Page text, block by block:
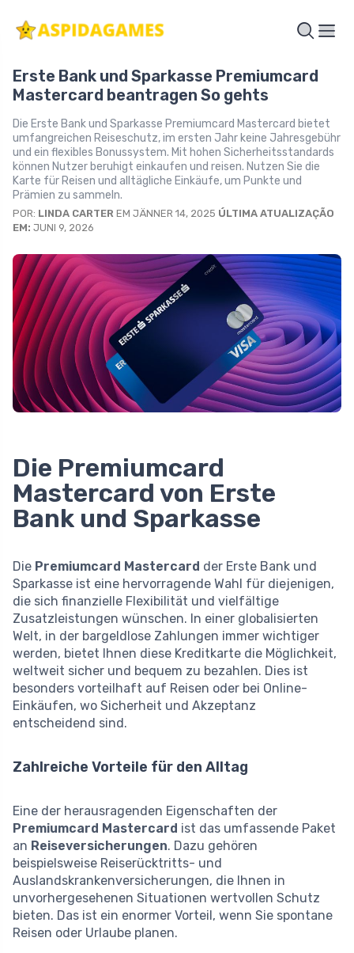
Erste Bank und Sparkasse Premiumcard
Mastercard beantragen So gehts
Die Erste Bank und Sparkasse Premiumcard Mastercard bietet
umfangreichen Reiseschutz, im ersten Jahr keine Jahresgebühr
und ein flexibles Bonussystem. Mit hohen Sicherheitsstandards
können Nutzer beruhigt einkaufen und reisen. Nutzen Sie die
Karte für Reisen und alltägliche Einkäufe, um Punkte und
Prämien zu sammeln.
POR: LINDA CARTER EM JÄNNER 14, 2025 ÚLTIMA ATUALIZAÇÃO
EM: JUNI 9, 2026
Die Premiumcard
Mastercard von Erste
Bank und Sparkasse
Die Premiumcard Mastercard der Erste Bank und
Sparkasse ist eine hervorragende Wahl für diejenigen,
die sich finanzielle Flexibilität und vielfältige
Zusatzleistungen wünschen. In einer globalisierten
Welt, in der bargeldlose Zahlungen immer wichtiger
werden, bietet Ihnen diese Kreditkarte die Möglichkeit,
weltweit sicher und bequem zu bezahlen. Dies ist
besonders vorteilhaft auf Reisen oder bei Online-
Einkäufen, wo Sicherheit und Akzeptanz
entscheidend sind.
Zahlreiche Vorteile für den Alltag
Eine der herausragenden Eigenschaften der
Premiumcard Mastercard ist das umfassende Paket
an Reiseversicherungen. Dazu gehören
beispielsweise Reiserücktritts- und
Auslandskrankenversicherungen, die Ihnen in
unvorhergesehenen Situationen wertvollen Schutz
bieten. Das ist ein enormer Vorteil, wenn Sie spontane
Reisen oder Urlaube planen.